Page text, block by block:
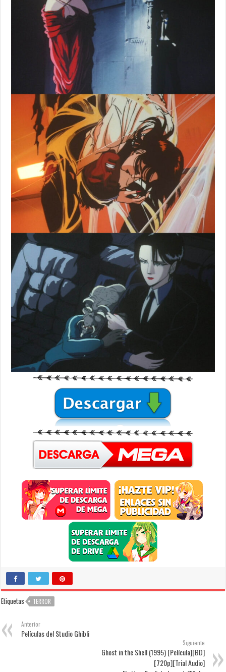
Etiquetas TERROR
Anterior
Películas del Studio Ghibli
Siguiente
Ghost in the Shell (1995) [Película][BD]
[720p][Trial Audio]